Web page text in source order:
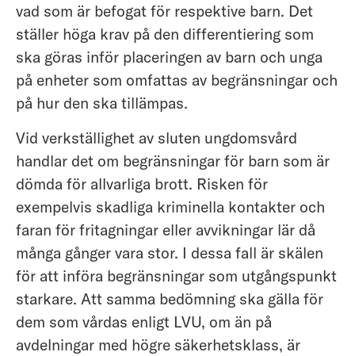
vad som är befogat för respektive barn. Det
ställer höga krav på den differentiering som
ska göras inför placeringen av barn och unga
på enheter som omfattas av begränsningar och
på hur den ska tillämpas.
Vid verkställighet av sluten ungdomsvård
handlar det om begränsningar för barn som är
dömda för allvarliga brott. Risken för
exempelvis skadliga kriminella kontakter och
faran för fritagningar eller avvikningar lär då
många gånger vara stor. I dessa fall är skälen
för att införa begränsningar som utgångspunkt
starkare. Att samma bedömning ska gälla för
dem som vårdas enligt LVU, om än på
avdelningar med högre säkerhetsklass, är